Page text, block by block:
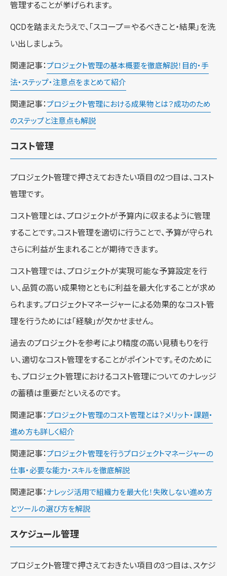
管理することが挙げられます。
QCDを踏まえたうえで、「スコープ＝やるべきこと・結果」を洗
い出しましょう。
関連記事：プロジェクト管理の基本概要を徹底解説！目的・手
法・ステップ・注意点をまとめて紹介
関連記事：プロジェクト管理における成果物とは？成功のため
のステップと注意点も解説
コスト管理
プロジェクト管理で押さえておきたい項目の2つ目は、コスト
管理です。
コスト管理とは、プロジェクトが予算内に収まるように管理
することです。コスト管理を適切に行うことで、予算が守られ
さらに利益が生まれることが期待できます。
コスト管理では、プロジェクトが実現可能な予算設定を行
い、品質の高い成果物とともに利益を最大化することが求め
られます。プロジェクトマネージャーによる効果的なコスト管
理を行うためには「経験」が欠かせません。
過去のプロジェクトを参考により精度の高い見積もりを行
い、適切なコスト管理をすることがポイントです。そのために
も、プロジェクト管理におけるコスト管理についてのナレッジ
の蓄積は重要だといえるのです。
関連記事：プロジェクト管理のコスト管理とは？メリット・課題・
進め方も詳しく紹介
関連記事：プロジェクト管理を行うプロジェクトマネージャーの
仕事・必要な能力・スキルを徹底解説
関連記事： ナレッジ活用で組織力を最大化！失敗しない進め方
とツールの選び方を解説
スケジュール管理
プロジェクト管理で押さえておきたい項目の3つ目は、スケジ